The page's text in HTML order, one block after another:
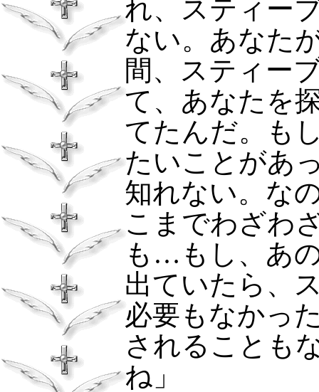
れ、スティー
ない。あなた
間、スティー
て、あなたを
てたんだ。も
たいことがあ
知れない。な
こまでわざわ
も…もし、あ
出ていたら、
必要もなかっ
されることも
ね」